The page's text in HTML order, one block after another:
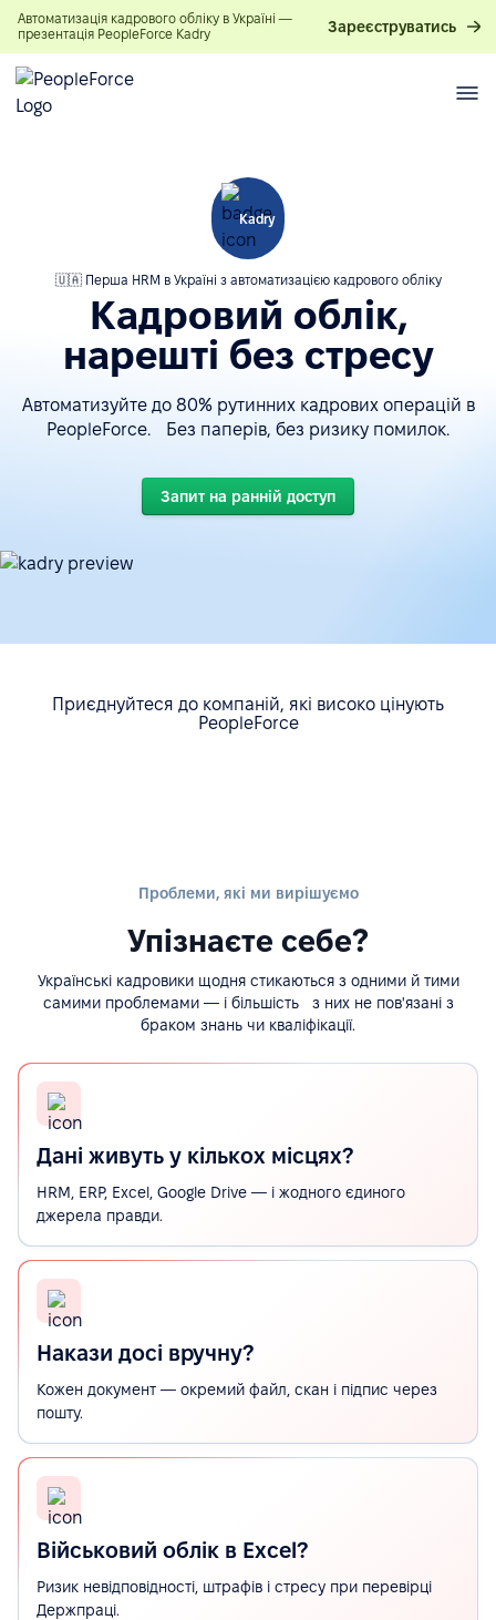
Автоматизація кадрового обліку в Україні —
презентація PeopleForce Kadry
Зареєструватись
Kadry
🇺🇦 Перша HRM в Україні з автоматизацією кадрового обліку
Кадровий облік,
нарешті без стресу
Автоматизуйте до 80% рутинних кадрових операцій в
PeopleForce. Без паперів, без ризику помилок.
Запит на ранній доступ
Приєднуйтеся до компаній, які високо цінують
PeopleForce
Проблеми, які ми вирішуємо
Упізнаєте себе?
Українські кадровики щодня стикаються з одними й тими
самими проблемами — і більшість з них не пов'язані з
браком знань чи кваліфікації.
Дані живуть у кількох місцях?
HRM, ERP, Excel, Google Drive — і жодного єдиного
джерела правди.
Накази досі вручну?
Кожен документ — окремий файл, скан і підпис через
пошту.
Військовий облік в Excel?
Ризик невідповідності, штрафів і стресу при перевірці
Держпраці.